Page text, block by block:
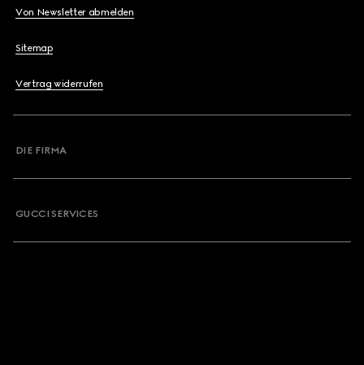
Von Newsletter abmelden
Sitemap
Vertrag widerrufen
DIE FIRMA
GUCCI SERVICES